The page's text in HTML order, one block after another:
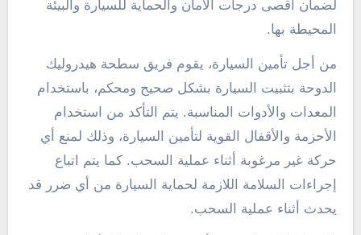
لضمان أقصى درجات الأمان والحماية للسيارة والبيئة
المحيطة بها.
من أجل تأمين السيارة، يقوم فريق سطحة هيدروليك
الدوحة بتثبيت السيارة بشكل صحيح ومحكم، باستخدام
المعدات والأدوات المناسبة. يتم التأكد من استخدام
الأحزمة والأقفال القوية لتأمين السيارة، وذلك لمنع أي
حركة غير مرغوبة أثناء عملية السحب. كما يتم اتباع
إجراءات السلامة اللازمة لحماية السيارة من أي ضرر قد
يحدث أثناء عملية السحب.